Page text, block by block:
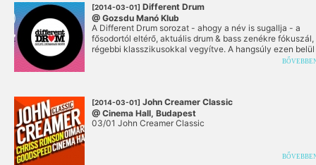
valóra váltjuk.
[2014-03-01] Different Drum
@ Gozsdu Manó Klub
A Different Drum sorozat - ahogy a név is sugallja - a
fősodortól eltérő, aktuális drum & bass zenékre fókuszál,
régebbi klasszikusokkal vegyítve. A hangsúly ezen belül
lélekkel teli vonalon van, de izmosabb basszusfutamok
[2014-03-01] John Creamer Classic
@ Cinema Hall, Budapest
03/01 John Creamer Classic